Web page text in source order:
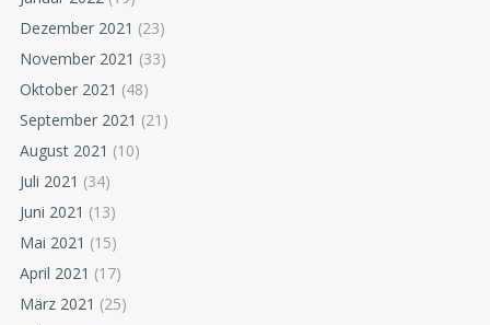
Dezember 2021 (23)
November 2021 (33)
Oktober 2021 (48)
September 2021 (21)
August 2021 (10)
Juli 2021 (34)
Juni 2021 (13)
Mai 2021 (15)
April 2021 (17)
März 2021 (25)